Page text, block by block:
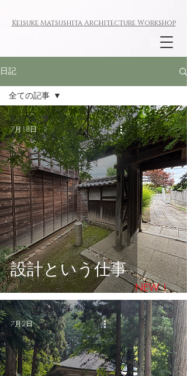
KeisukeMatsushitaArchitecture Workshop
日記
全ての記事
今すぐ始める
コミュニティ
全ての記事
設計という仕事
7月18日
7月2日
NEW !